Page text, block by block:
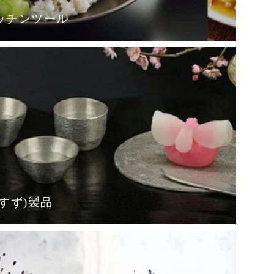
チンツール
ず)製品